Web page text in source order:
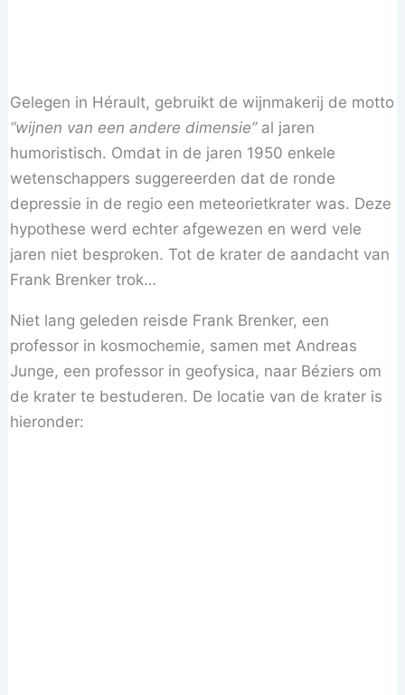
Gelegen in Hérault, gebruikt de wijnmakerij de motto
“wijnen van een andere dimensie” al jaren
humoristisch. Omdat in de jaren 1950 enkele
wetenschappers suggereerden dat de ronde
depressie in de regio een meteorietkrater was. Deze
hypothese werd echter afgewezen en werd vele
jaren niet besproken. Tot de krater de aandacht van
Frank Brenker trok…
Niet lang geleden reisde Frank Brenker, een
professor in kosmochemie, samen met Andreas
Junge, een professor in geofysica, naar Béziers om
de krater te bestuderen. De locatie van de krater is
hieronder: